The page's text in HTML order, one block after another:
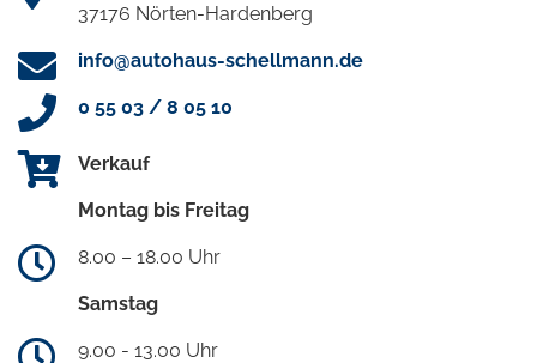
37176 Nörten-Hardenberg
info@autohaus-schellmann.de
0 55 03 / 8 05 10
Verkauf
Montag bis Freitag
8.00 – 18.00 Uhr
Samstag
9.00 - 13.00 Uhr